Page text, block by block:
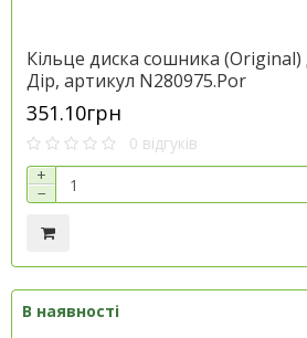
Кільце диска сошника
Дір, артикул N280975.Por
351.10грн
0 відгуків
+
−
В наявності